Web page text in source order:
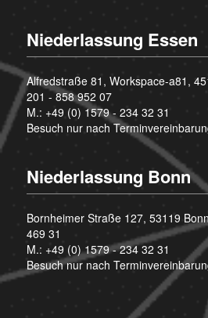
Niederlassung Essen
Alfredstraße 81, Workspace-a81,
201 - 858 952 07
M.: +49 (0) 1579 - 234 32 31
Besuch nur nach
Niederlassung Bonn
Bornheimer Straße 127, 53119
469 31
M.: +49 (0) 1579 - 234 32 31
Besuch nur nach